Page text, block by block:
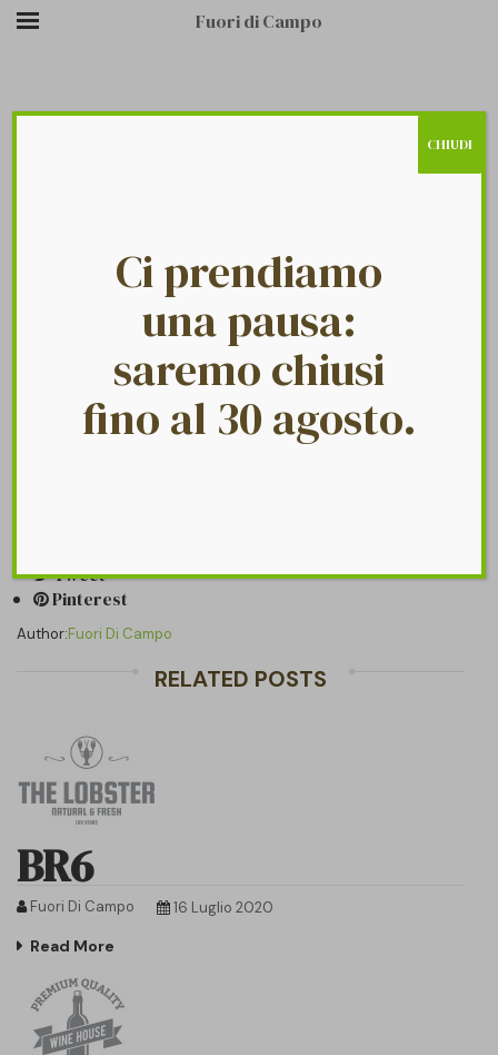
Fuori di Campo
BRAND19-7
Fuori Di Campo 27 Settembre 2018
Brand19-7
Tweet
Pinterest
Author:Fuori Di Campo
RELATED POSTS
BR6
Fuori Di Campo 16 Luglio 2020
Read More
Ci prendiamo
una pausa:
saremo chiusi
fino al 30 agosto.
CHIUDI